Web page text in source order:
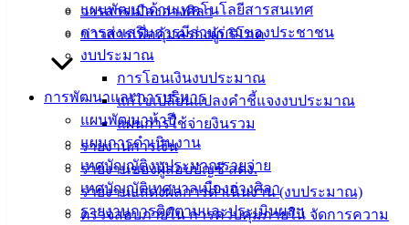
แผนพัฒนาด้านเทคโนโลยีสารสนเทศ
การส่งเสริมการมีส่วนร่วมของประชาชน
งบประมาณ
การโอนเงินงบประมาณ
แก้ไขเปลี่ยนแปลงคำชี้แจงงบประมาณ
แผนการใช้จ่ายงินรวม
รายงานการเงิน
รายงานของผู้สอบบัญชี สตง.
รายงานแสดงผลการดำเนินงาน (งบประมาณ)
ตรวจสอบภายใน การควบคุมภายใน จัดการความ
วารสารเมืองอ่างศิลา
ข่าวสารเพื่อคุ้มครองผู้บริโภค
การพัฒนาและการบริหาร
แผนพัฒนาห้าปี
แผนการดำเนินงาน
เทศบัญญัติงบประมาณรายจ่าย
เทศบัญญัติเทศบาลเมืองอ่างศิลา
รายงานการติดตามและประเมินผลฯ
ข่าวสาร
อิเล็กทรอนิกส์
องค์
(Knowledge
Management)
เทศบาล